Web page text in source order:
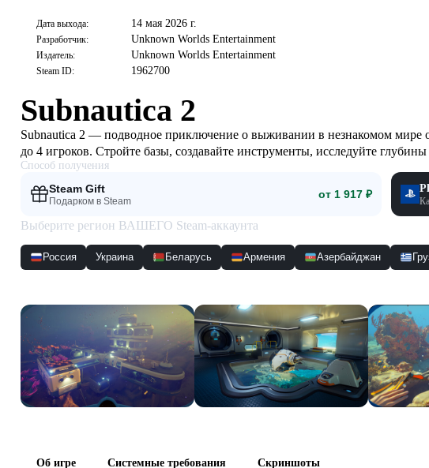
Дата выхода: 14 мая 2026 г.
Разработчик: Unknown Worlds Entertainment
Издатель: Unknown Worlds Entertainment
Steam ID: 1962700
Subnautica 2
Subnautica 2 — подводное приключение о выживании в незнакомом мире
до 4 игроков. Стройте базы, создавайте инструменты, исследуйте
Способ получения
Steam Gift
Подарком в Steam
от 1 917 ₽
Выберите регион ВАШЕГО Steam-аккаунта
Россия Украина Беларусь Армения Азербайджан
Об игре Системные требования Скриншоты